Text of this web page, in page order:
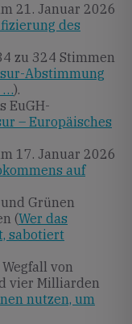
21. Januar 2026
des
zu 324 Stimmen
Abstimmung
…).
EuGH-
– Europäisches
17. Januar 2026
auf
Grünen
(Wer das
sabotiert
von
vier Milliarden
nutzen, um